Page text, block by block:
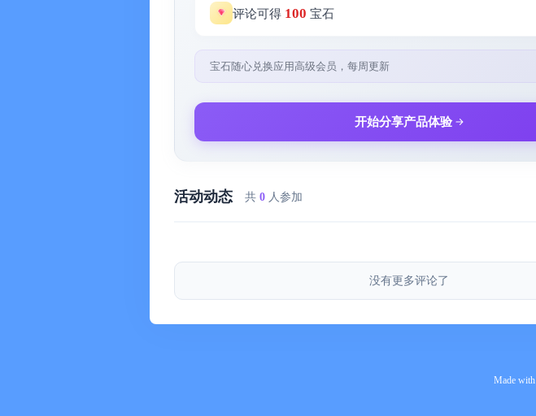
• 直观的趋势，从折线查看对比多个事件逐日逐月的用时
• 设立目标，比如在5年内画画达到10000小时
• 本地及iCloud多种方式备份数据，记录永不丢失
• 可选的色彩主题方案，并且特有“色盲模式”
• 可将某天的时间表导出到相册打印或分享
~~~~~~~~
• 学生
记录自己在学术研究上的时间花费，分析并制定更有效率的研究方案
• 项目管理者
手头有多个项目时明确知道在每个上面花费的时间
评论可得 100 宝石
宝石随心兑换应用高级会员，每周更新
开始分享产品体验
活动动态 共 0 人参加
没有更多评论了
Made with